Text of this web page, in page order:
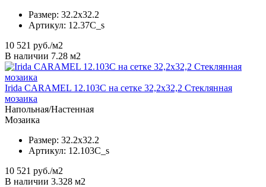
Размер: 32.2x32.2
Артикул: 12.37C_s
10 521 руб./м2
В наличии 7.28 м2
Irida CARAMEL 12.103C на сетке 32,2x32,2 Стеклянная
мозаика
Напольная/Настенная
Мозаика
Размер: 32.2x32.2
Артикул: 12.103C_s
10 521 руб./м2
В наличии 3.328 м2